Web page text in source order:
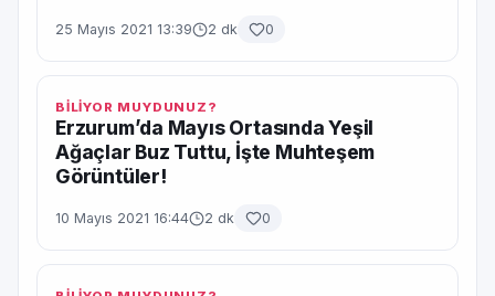
25 Mayıs 2021 13:39 2 dk 0
BİLİYOR MUYDUNUZ?
Erzurum’da Mayıs Ortasında Yeşil
Ağaçlar Buz Tuttu, İşte Muhteşem
Görüntüler!
10 Mayıs 2021 16:44 2 dk 0